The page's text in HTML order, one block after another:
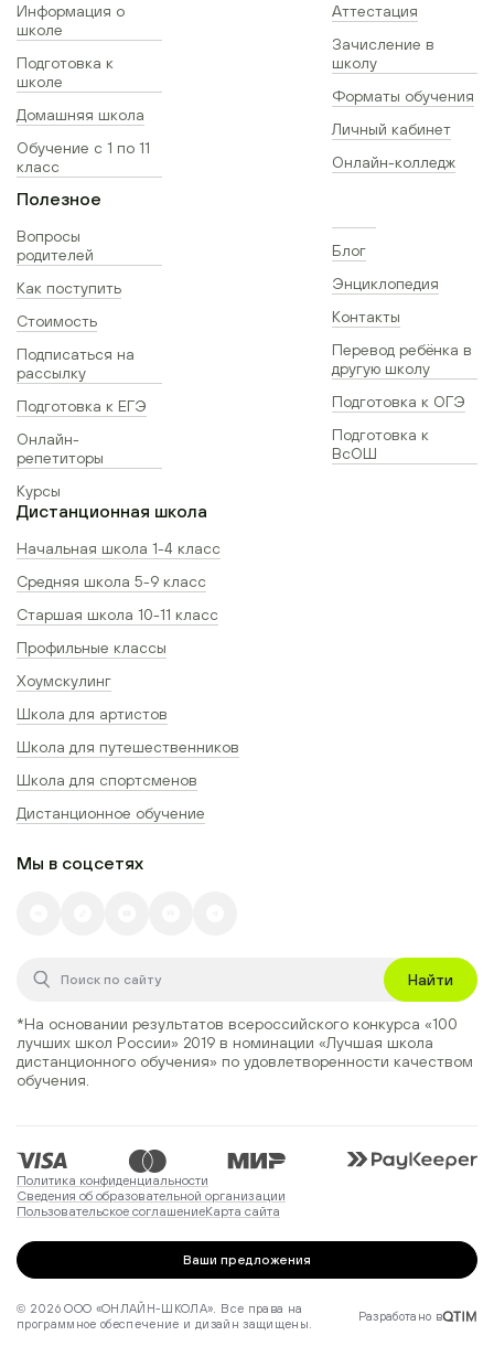
Информация о
школе
Подготовка к
школе
Домашняя школа
Обучение с 1 по 11
класс
Аттестация
Зачисление в
школу
Форматы обучения
Личный кабинет
Онлайн-колледж
Полезное
Вопросы
родителей
Как поступить
Стоимость
Подписаться на
рассылку
Подготовка к ЕГЭ
Онлайн-
репетиторы
Курсы
Блог
Энциклопедия
Контакты
Перевод ребёнка в
другую школу
Подготовка к ОГЭ
Подготовка к
ВсОШ
Дистанционная школа
Начальная школа 1-4 класс
Средняя школа 5-9 класс
Старшая школа 10-11 класс
Профильные классы
Хоумскулинг
Школа для артистов
Школа для путешественников
Школа для спортсменов
Дистанционное обучение
Мы в соцсетях
Найти
*На основании результатов всероссийского конкурса «100
лучших школ России» 2019 в номинации «Лучшая школа
дистанционного обучения» по удовлетворенности качеством
обучения.
Политика конфиденциальности
Сведения об образовательной организации
Пользовательское соглашениеКарта сайта
Ваши предложения
© 2026 ООО «ОНЛАЙН-ШКОЛА». Все права на
программное обеспечение и дизайн защищены.
Разработано в